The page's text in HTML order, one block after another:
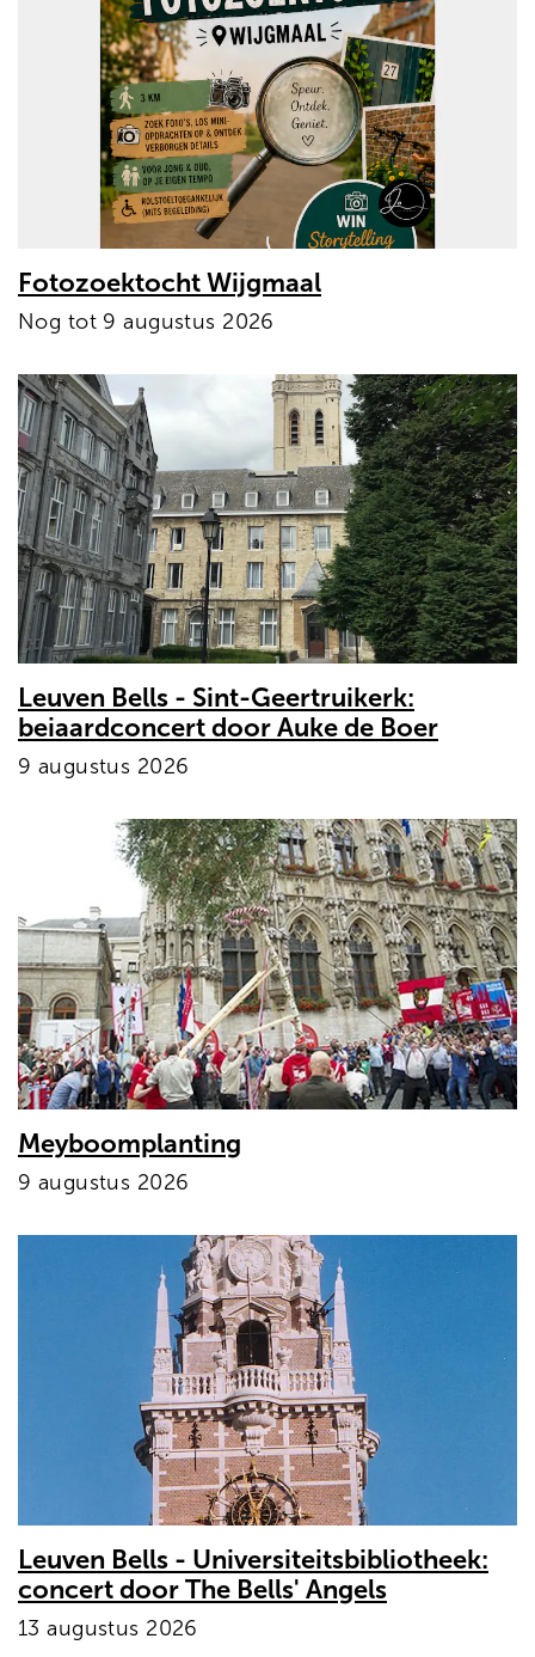
Fotozoektocht Wijgmaal
Nog tot 9 augustus 2026
Leuven Bells - Sint-Geertruikerk:
beiaardconcert door Auke de Boer
9 augustus 2026
Meyboomplanting
9 augustus 2026
Leuven Bells - Universiteitsbibliotheek:
concert door The Bells' Angels
13 augustus 2026